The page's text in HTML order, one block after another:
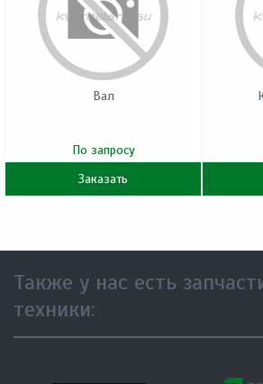
Вал
По запросу
Заказать
Также у нас есть
техники: